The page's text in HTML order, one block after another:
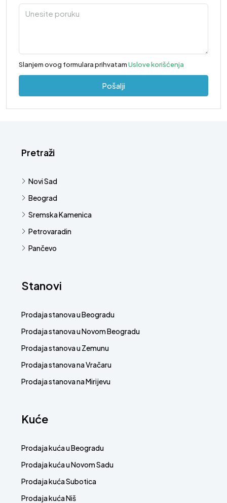
Slanjem ovog formulara prihvatamUslove korišćenja
Pošalji
Pretraži
Novi Sad
Beograd
Sremska Kamenica
Petrovaradin
Pančevo
Stanovi
Prodaja stanova u Beogradu
Prodaja stanova u Novom Beogradu
Prodaja stanova u Zemunu
Prodaja stanova na Vračaru
Prodaja stanova na Mirijevu
Kuće
Prodaja kuća u Beogradu
Prodaja kuća u Novom Sadu
Prodaja kuća Subotica
Prodaja kuća Niš